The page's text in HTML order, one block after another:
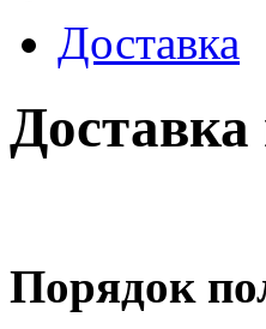
Доставка
Доставка
Порядок